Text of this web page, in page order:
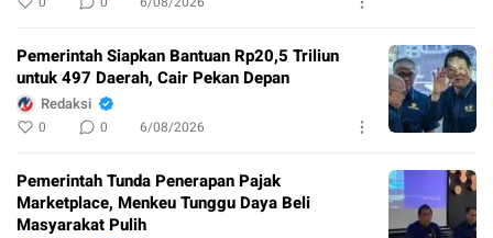
Pemerintah Siapkan Bantuan Rp20,5 Triliun
untuk 497 Daerah, Cair Pekan Depan
Redaksi
0 0 6/08/2026
Pemerintah Tunda Penerapan Pajak
Marketplace, Menkeu Tunggu Daya Beli
Masyarakat Pulih